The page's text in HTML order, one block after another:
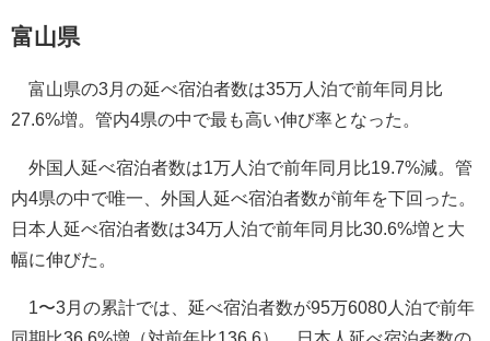
富山県
富山県の3月の延べ宿泊者数は35万人泊で前年同月比
27.6%増。管内4県の中で最も高い伸び率となった。
外国人延べ宿泊者数は1万人泊で前年同月比19.7%減。管
内4県の中で唯一、外国人延べ宿泊者数が前年を下回った。
日本人延べ宿泊者数は34万人泊で前年同月比30.6%増と大
幅に伸びた。
1〜3月の累計では、延べ宿泊者数が95万6080人泊で前年